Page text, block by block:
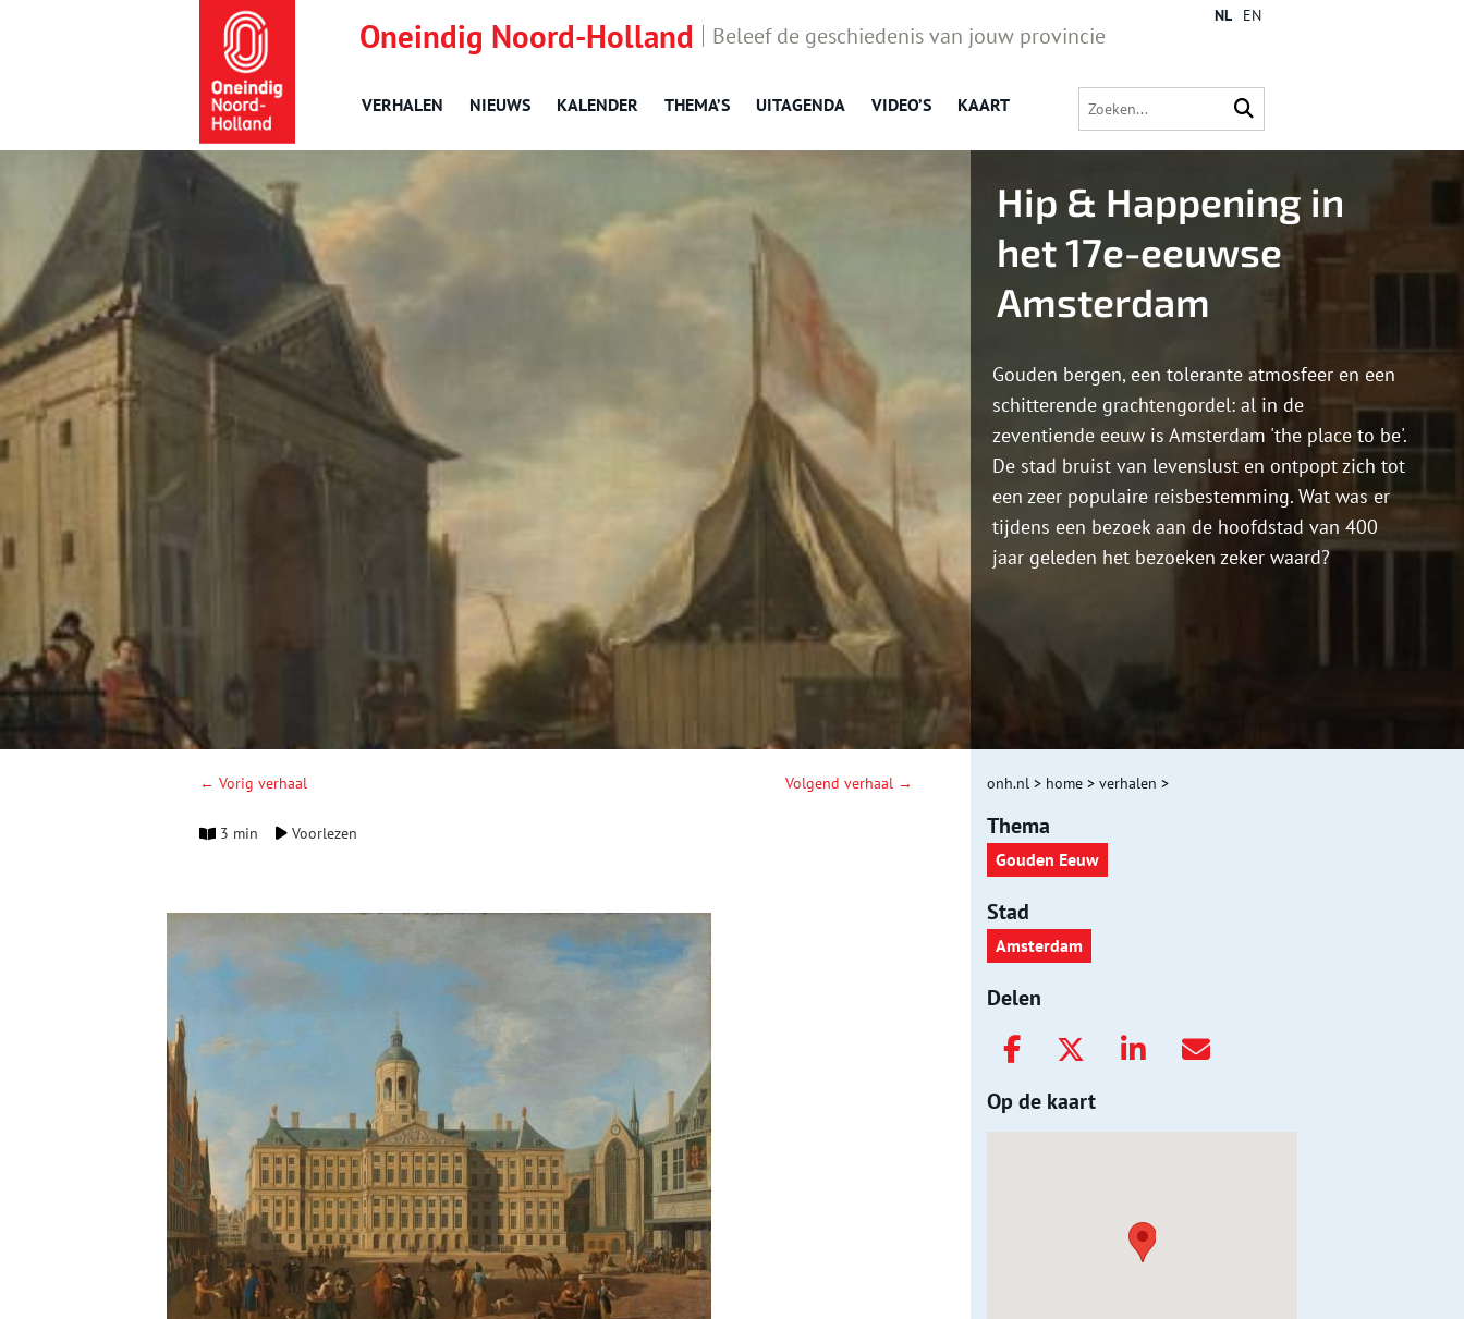
Oneindig Noord-Holland Beleef de geschiedenis van jouw provincie
VERHALEN NIEUWS KALENDER THEMA’S UITAGENDA VIDEO’S KAART
NL EN
Hip & Happening in
het 17e-eeuwse
Amsterdam
Gouden bergen, een tolerante atmosfeer en een
schitterende grachtengordel: al in de
zeventiende eeuw is Amsterdam 'the place to be'.
De stad bruist van levenslust en ontpopt zich tot
een zeer populaire reisbestemming. Wat was er
tijdens een bezoek aan de hoofdstad van 400
jaar geleden het bezoeken zeker waard?
← Vorig verhaal Volgend verhaal →
3 min Voorlezen
onh.nl > home > verhalen >
Thema
Gouden Eeuw
Stad
Amsterdam
Delen
Op de kaart